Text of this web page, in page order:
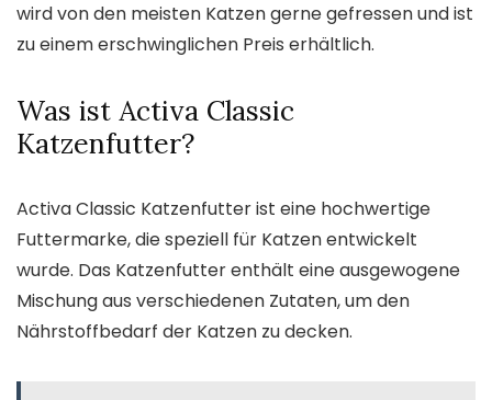
wird von den meisten Katzen gerne gefressen und ist
zu einem erschwinglichen Preis erhältlich.
Was ist Activa Classic
Katzenfutter?
Activa Classic Katzenfutter ist eine hochwertige
Futtermarke, die speziell für Katzen entwickelt
wurde. Das Katzenfutter enthält eine ausgewogene
Mischung aus verschiedenen Zutaten, um den
Nährstoffbedarf der Katzen zu decken.